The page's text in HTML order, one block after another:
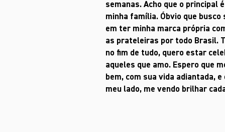
semanas. Acho que o principal
minha família. Óbvio que
em ter minha marca própria
as prateleiras por todo Brasil.
no fim de tudo, quero estar
aqueles que amo. Espero que
bem, com sua vida adiantada,
meu lado, me vendo brilhar